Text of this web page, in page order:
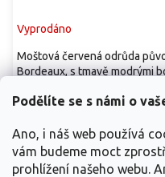
Podělíte se s námi o
Ano, i náš web používá
vám budeme moct
prohlížení našeho webu.
Vyprodáno
od99 Kč / ks
Moštová červená odrůda
Bordeaux, s tmavě modrými